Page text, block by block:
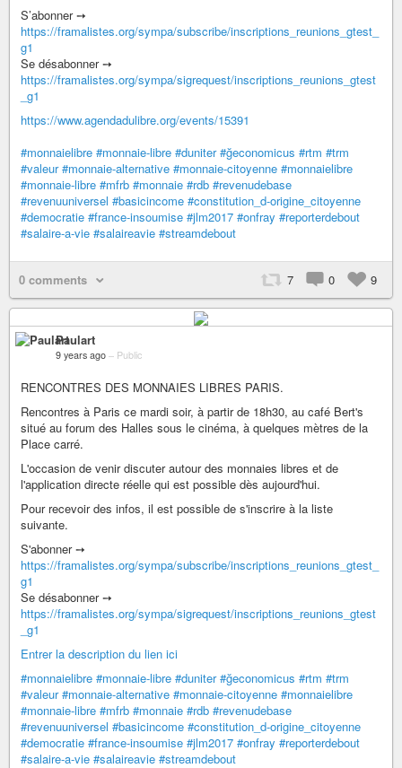
S’abonner ➙
https://framalistes.org/sympa/subscribe/inscriptions_reunions_gtest_
g1
Se désabonner ➙
https://framalistes.org/sympa/sigrequest/inscriptions_reunions_gtest
_g1
https://www.agendadulibre.org/events/15391
#monnaielibre #monnaie-libre #duniter #ğeconomicus #rtm #trm
#valeur #monnaie-alternative #monnaie-citoyenne #monnaielibre
#monnaie-libre #mfrb #monnaie #rdb #revenudebase
#revenuuniversel #basicincome #constitution_d-origine_citoyenne
#democratie #france-insoumise #jlm2017 #onfray #reporterdebout
#salaire-a-vie #salaireavie #streamdebout
0 comments 7 0 9
Paulart
9 years ago – Public
RENCONTRES DES MONNAIES LIBRES PARIS.
Rencontres à Paris ce mardi soir, à partir de 18h30, au café Bert's
situé au forum des Halles sous le cinéma, à quelques mètres de la
Place carré.
L'occasion de venir discuter autour des monnaies libres et de
l'application directe réelle qui est possible dès aujourd'hui.
Pour recevoir des infos, il est possible de s'inscrire à la liste
suivante.
S'abonner ➙
https://framalistes.org/sympa/subscribe/inscriptions_reunions_gtest_
g1
Se désabonner ➙
https://framalistes.org/sympa/sigrequest/inscriptions_reunions_gtest
_g1
Entrer la description du lien ici
#monnaielibre #monnaie-libre #duniter #ğeconomicus #rtm #trm
#valeur #monnaie-alternative #monnaie-citoyenne #monnaielibre
#monnaie-libre #mfrb #monnaie #rdb #revenudebase
#revenuuniversel #basicincome #constitution_d-origine_citoyenne
#democratie #france-insoumise #jlm2017 #onfray #reporterdebout
#salaire-a-vie #salaireavie #streamdebout